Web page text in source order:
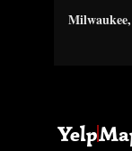
Yelp